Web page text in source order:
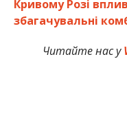
Кривому Розі
збагачувальні
Читайте нас у